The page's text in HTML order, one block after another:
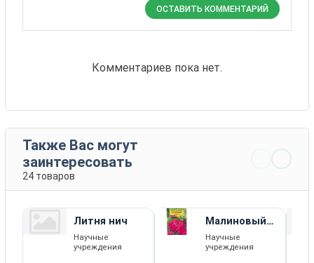
ОСТАВИТЬ КОММЕНТАРИЙ
Комментариев пока нет.
Также Вас могут
заинтересовать
24 товаров
Литня нич
Научные
учреждения
Малиновый
блеск
Научные
учреждения